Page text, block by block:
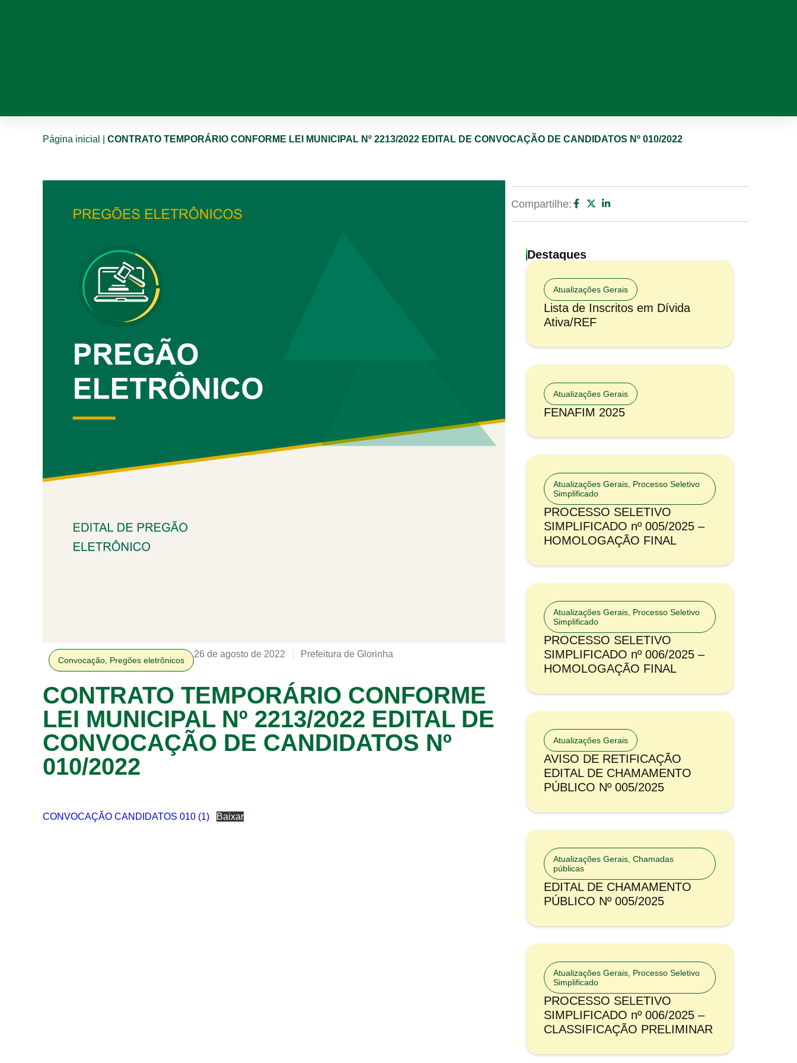
Página inicial CONTRATO TEMPORÁRIO CONFORME LEI MUNICIPAL Nº 2213/2022 EDITAL DE CONVOCAÇÃO DE CANDIDATOS Nº 010/2022
Convocação Pregões eletrônicos
26 de agosto de 2022 Prefeitura de Glorinha
CONTRATO TEMPORÁRIO CONFORME
LEI MUNICIPAL Nº 2213/2022 EDITAL DE
CONVOCAÇÃO DE CANDIDATOS Nº
010/2022
CONVOCAÇÃO CANDIDATOS 010 (1) Baixar
Compartilhe:
Destaques
Atualizações Gerais
Lista de Inscritos em Dívida
Ativa/REF
Atualizações Gerais
FENAFIM 2025
Atualizações Gerais Processo Seletivo
Simplificado
PROCESSO SELETIVO
SIMPLIFICADO nº 005/2025 –
HOMOLOGAÇÃO FINAL
Atualizações Gerais Processo Seletivo
Simplificado
PROCESSO SELETIVO
SIMPLIFICADO nº 006/2025 –
HOMOLOGAÇÃO FINAL
Atualizações Gerais
AVISO DE RETIFICAÇÃO
EDITAL DE CHAMAMENTO
PÚBLICO Nº 005/2025
Atualizações Gerais Chamadas
públicas
EDITAL DE CHAMAMENTO
PÚBLICO Nº 005/2025
Atualizações Gerais Processo Seletivo
Simplificado
PROCESSO SELETIVO
SIMPLIFICADO nº 006/2025 –
CLASSIFICAÇÃO PRELIMINAR